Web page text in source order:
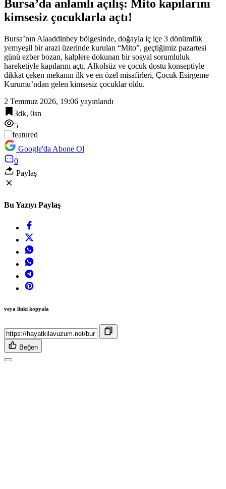
20:06
Cumhurbaşkanı Erdoğan’dan ‘Terörsüz Türkiye’ mesajı
Bursa’da anlamlı açılış: Mito kapılarını
kimsesiz çocuklarla açtı!
Bursa’nın Alaaddinbey bölgesinde, doğayla iç içe 3 dönümlük
yemyeşil bir arazi üzerinde kurulan “Mito”, geçtiğimiz pazartesi
günü ezber bozan, kalplere dokunan bir sosyal sorumluluk
hareketiyle kapılarını açtı. Alkolsüz ve çocuk dostu konseptiyle
dikkat çeken mekanın ilk ve en özel misafirleri, Çocuk Esirgeme
Kurumu’ndan gelen kimsesiz çocuklar oldu.
2 Temmuz 2026, 19:06 yayınlandı
3dk, 0sn
5
Google'da Abone Ol
0
Paylaş
Bu Yazıyı Paylaş
veya linki kopyala
Beğen